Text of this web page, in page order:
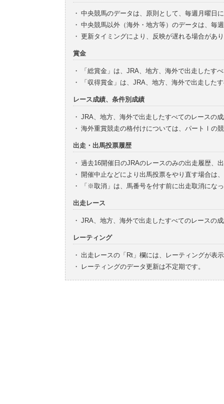
・ 中央競馬のデータは、原則として、毎週月曜日
・ 中央競馬以外（海外・地方等）のデータは、毎
・ 更新タイミングにより、反映が遅れる場合があ
賞金
・
「総賞金」は、JRA、地方、海外で出走したす
・
「収得賞金」は、JRA、地方、海外で出走した
レース成績、条件別成績
・ JRA、地方、海外で出走したすべてのレースの
・ 海外重賞競走の格付けについては、パートⅠの
出走・出馬投票履歴
・ 過去16開催日のJRAのレースのみの出走履歴、
・ 開催中止などにより出馬投票をやり直す場合は
・
「※取消」は、馬番号を付す前に出走取消にな
出走レース
・ JRA、地方、海外で出走したすべてのレースの
レーティング
・ 出走レースの「Rt」欄には、レーティングが表
・
レーティングのデータ更新は不定期です。